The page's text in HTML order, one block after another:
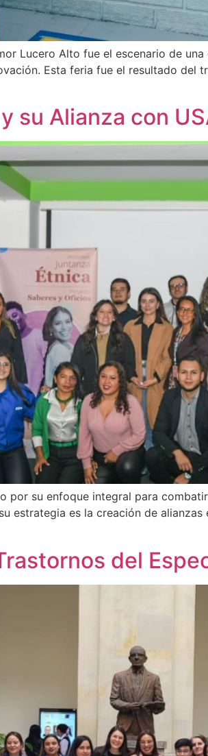
Lucero Alto fue el escenario de
Esta feria fue el resultado del
su Alianza con
por su enfoque integral para
estrategia es la creación de
del